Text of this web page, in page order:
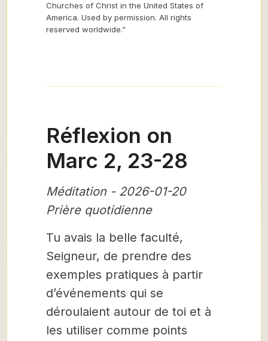
Churches of Christ in the United States of
America. Used by permission. All rights
reserved worldwide.”
Réflexion on
Marc 2, 23-28
Méditation - 2026-01-20
Prière quotidienne
Tu avais la belle faculté,
Seigneur, de prendre des
exemples pratiques à partir
d’événements qui se
déroulaient autour de toi et à
les utiliser comme points